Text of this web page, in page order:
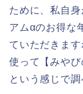
ために、私自
アムαのお得な
ていただきま
使って【みやび
という感じで調